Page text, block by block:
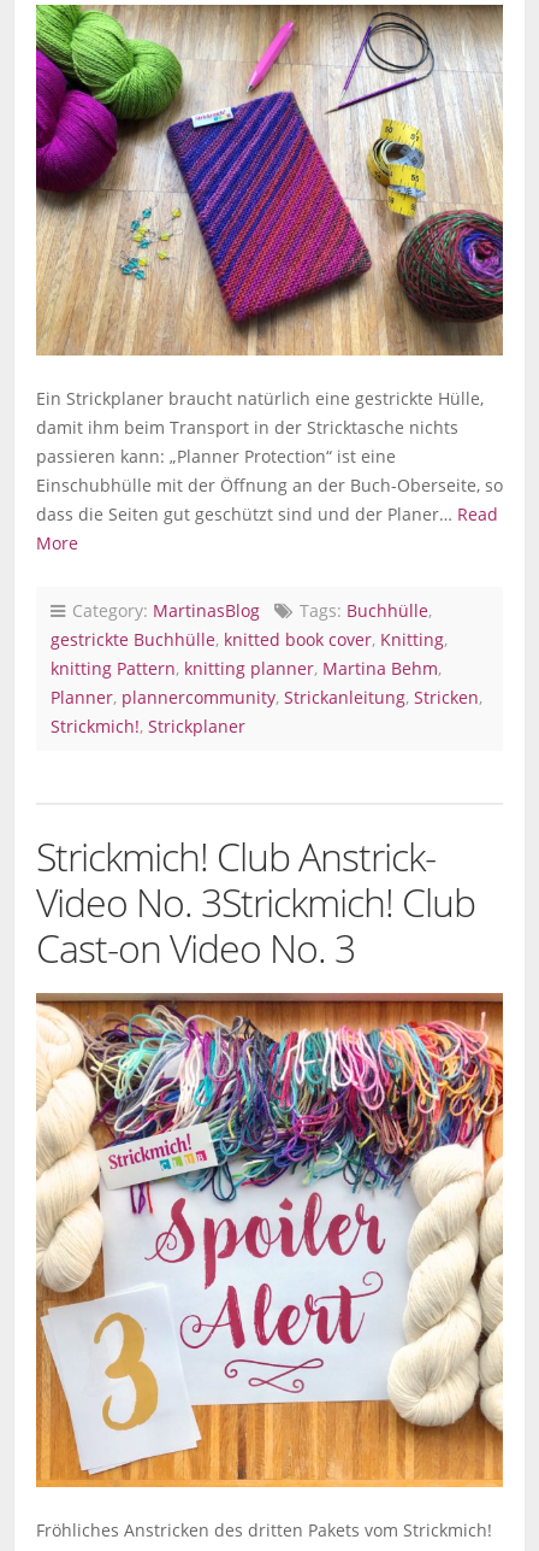
Ein Strickplaner braucht natürlich eine gestrickte Hülle,
damit ihm beim Transport in der Stricktasche nichts
passieren kann: „Planner Protection“ ist eine
Einschubhülle mit der Öffnung an der Buch-Oberseite, so
dass die Seiten gut geschützt sind und der Planer… Read
More
Category: MartinasBlog Tags: Buchhülle,
gestrickte Buchhülle, knitted book cover, Knitting,
knitting Pattern, knitting planner, Martina Behm,
Planner, plannercommunity, Strickanleitung, Stricken,
Strickmich!, Strickplaner
Strickmich! Club Anstrick-
Video No. 3Strickmich! Club
Cast-on Video No. 3
Fröhliches Anstricken des dritten Pakets vom Strickmich!